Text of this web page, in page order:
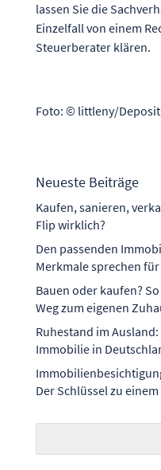
lassen Sie die
Einzelfall von einem
Steuerberater klären.
Foto: © littleny/
Neueste Beiträge
Kaufen, sanieren,
Flip wirklich?
Den passenden
Merkmale sprechen
Bauen oder kaufen?
Weg zum eigenen
Ruhestand im
Immobilie in
Der Schlüssel zu